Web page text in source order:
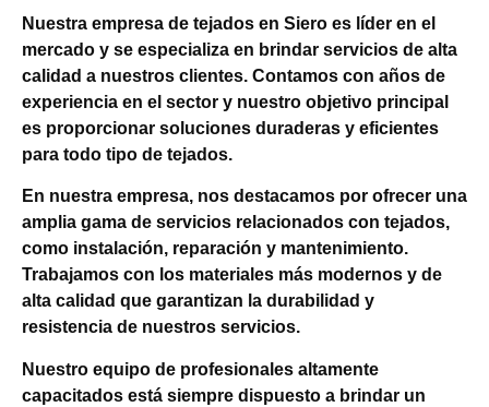
Nuestra empresa de tejados en Siero es líder en el
mercado y se especializa en brindar servicios de alta
calidad a nuestros clientes. Contamos con años de
experiencia en el sector y nuestro objetivo principal
es proporcionar soluciones duraderas y eficientes
para todo tipo de tejados.
En nuestra empresa, nos destacamos por ofrecer una
amplia gama de servicios relacionados con tejados,
como instalación, reparación y mantenimiento.
Trabajamos con los materiales más modernos y de
alta calidad que garantizan la durabilidad y
resistencia de nuestros servicios.
Nuestro equipo de profesionales altamente
capacitados está siempre dispuesto a brindar un